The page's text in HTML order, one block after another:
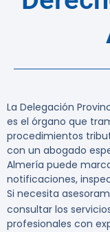
La Delegación
es el órgano que
procedimientos
con un abogado
Almería puede
notificaciones,
Si necesita
consultar los
profesionales con